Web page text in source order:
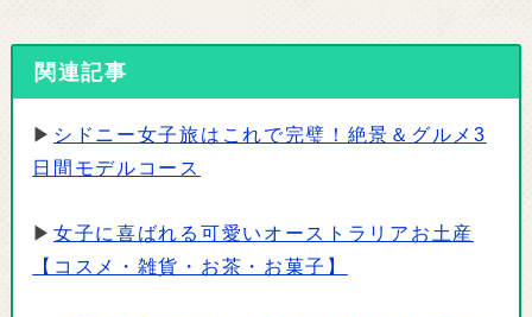
関連記事
▶ シドニー女子旅はこれで完璧！絶景＆グルメ3
日間モデルコース
▶ 女子に喜ばれる可愛いオーストラリアお土産
【コスメ・雑貨・お茶・お菓子】